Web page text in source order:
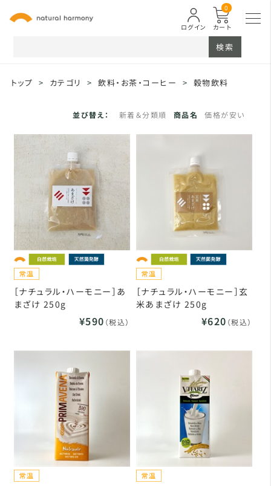
カート
0
ログイン
検索
トップ > カテゴリ > 飲料・お茶・コーヒー > 穀物飲料
並び替え： 新着＆分類順 商品名 価格が安い
［ナチュラル・ハーモニー］あ
まざけ 250g
¥590 （税込）
［ナチュラル・ハーモニー］玄
米あまざけ 250g
¥620 （税込）